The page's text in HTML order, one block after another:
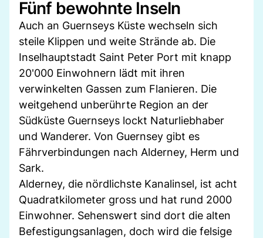
Fünf bewohnte Inseln
Auch an Guernseys Küste wechseln sich
steile Klippen und weite Strände ab. Die
Inselhauptstadt Saint Peter Port mit knapp
20'000 Einwohnern lädt mit ihren
verwinkelten Gassen zum Flanieren. Die
weitgehend unberührte Region an der
Südküste Guernseys lockt Naturliebhaber
und Wanderer. Von Guernsey gibt es
Fährverbindungen nach Alderney, Herm und
Sark.
Alderney, die nördlichste Kanalinsel, ist acht
Quadratkilometer gross und hat rund 2000
Einwohner. Sehenswert sind dort die alten
Befestigungsanlagen, doch wird die felsige